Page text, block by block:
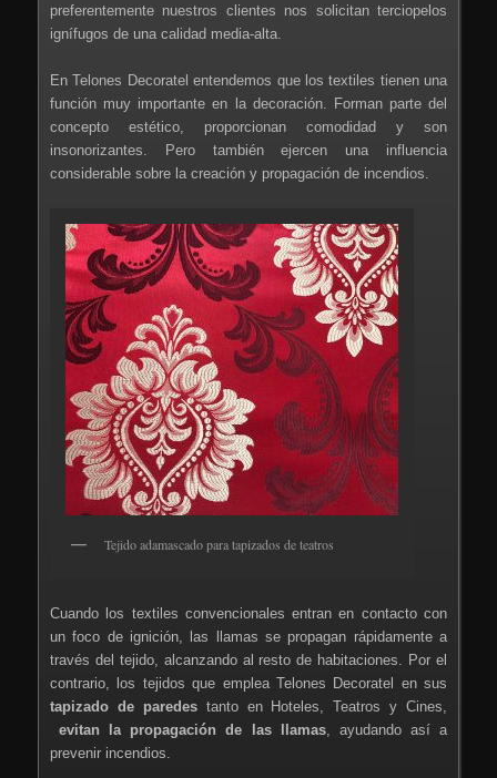
preferentemente nuestros clientes nos solicitan terciopelos
ignífugos de una calidad media-alta.
En Telones Decoratel entendemos que los textiles tienen una
función muy importante en la decoración. Forman parte del
concepto estético, proporcionan comodidad y son
insonorizantes. Pero también ejercen una influencia
considerable sobre la creación y propagación de incendios.
Tejido adamascado para tapizados de teatros
Cuando los textiles convencionales entran en contacto con
un foco de ignición, las llamas se propagan rápidamente a
través del tejido, alcanzando al resto de habitaciones. Por el
contrario, los tejidos que emplea Telones Decoratel en sus
tapizado de paredestanto en Hoteles, Teatros y Cines,
evitan la propagación de las llamas, ayudando así a
prevenir incendios.